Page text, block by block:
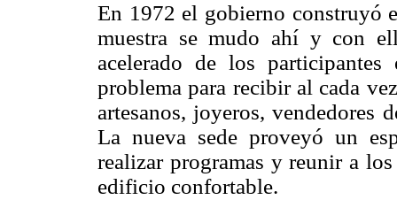
En 1972 el gobierno construyó
muestra se mudo ahí y con
acelerado de los
problema para recibir al cada
artesanos, joyeros, vendedores
La nueva sede proveyó un
realizar programas y reunir a
edificio confortable.